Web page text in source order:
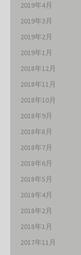
2019年4月
2019年3月
2019年2月
2019年1月
2018年12月
2018年11月
2018年10月
2018年9月
2018年8月
2018年7月
2018年6月
2018年5月
2018年4月
2018年2月
2018年1月
2017年11月